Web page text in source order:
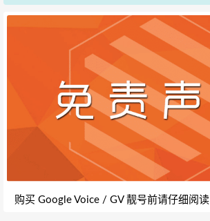
购买 Google Voice / GV 靓号前请仔细阅读